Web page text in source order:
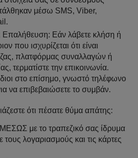
μέσω SMS, Viber,
Επαλήθευση: Εάν λάβετε κλήση ή
που ισχυρίζεται ότι είναι
πλατφόρμας συναλλαγών ή
τερματίστε την επικοινωνία.
στο επίσημο, γνωστό τηλέφωνο
να επιβεβαιώσετε το συμβάν.
ότι πέσατε θύμα απάτης:
με το τραπεζικό σας ίδρυμα
τους λογαριασμούς και τις κάρτες